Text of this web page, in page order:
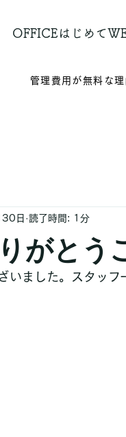
OFFICEはじめて
管理費用が無料な理
がとう
日 読了時間: 1分
いました。スタッフ